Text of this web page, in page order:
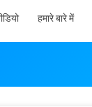
हमारे बारे में